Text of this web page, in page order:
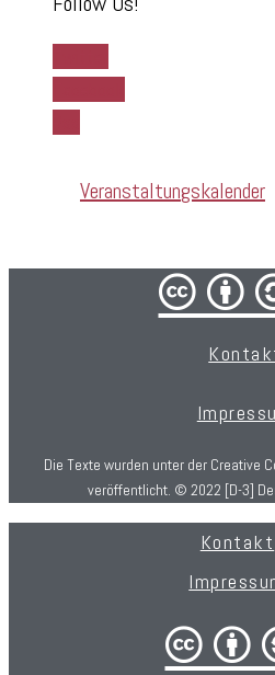
Veranstaltungskalender
Die Texte wurden unter der Creative
veröffentlicht. © 2022 [D-3]
Kontakt